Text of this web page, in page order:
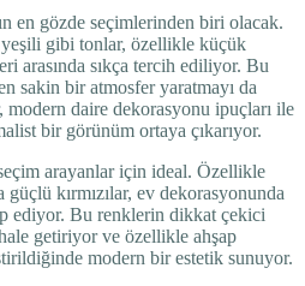
en gözde seçimlerinden biri olacak.
gibi tonlar, özellikle küçük
arasında sıkça tercih ediliyor. Bu
sakin bir atmosfer yaratmayı da
modern daire dekorasyonu ipuçları ile
bir görünüm ortaya çıkarıyor.
arayanlar için ideal. Özellikle
kırmızılar, ev dekorasyonunda
ediyor. Bu renklerin dikkat çekici
getiriyor ve özellikle ahşap
modern bir estetik sunuyor.